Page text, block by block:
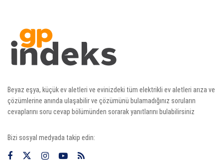
Beyaz eşya, küçük ev aletleri ve evinizdeki tüm elektrikli ev aletleri arıza ve
çözümlerine anında ulaşabilir ve çözümünü bulamadığınız soruların
cevaplarını soru cevap bölümünden sorarak yanıtlarını bulabilirsiniz
Bizi sosyal medyada takip edin: